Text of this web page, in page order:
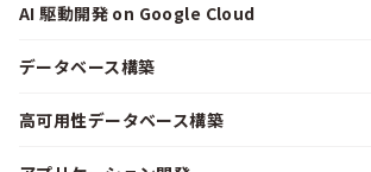
AI 駆動開発 on Google Cloud
データベース構築
高可用性データベース構築